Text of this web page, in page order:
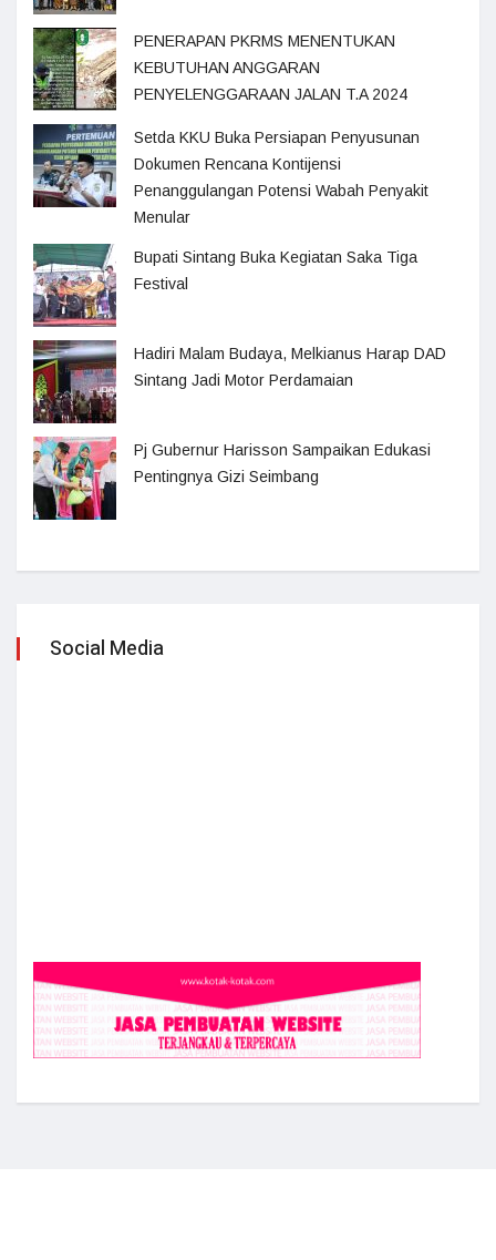
PENERAPAN PKRMS MENENTUKAN
KEBUTUHAN ANGGARAN
PENYELENGGARAAN JALAN T.A 2024
Setda KKU Buka Persiapan Penyusunan
Dokumen Rencana Kontijensi
Penanggulangan Potensi Wabah Penyakit
Menular
Bupati Sintang Buka Kegiatan Saka Tiga
Festival
Hadiri Malam Budaya, Melkianus Harap DAD
Sintang Jadi Motor Perdamaian
Pj Gubernur Harisson Sampaikan Edukasi
Pentingnya Gizi Seimbang
Social Media